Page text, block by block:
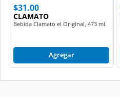
$31.00
CLAMATO
Bebida Clamato el Original, 473 ml.
Agregar